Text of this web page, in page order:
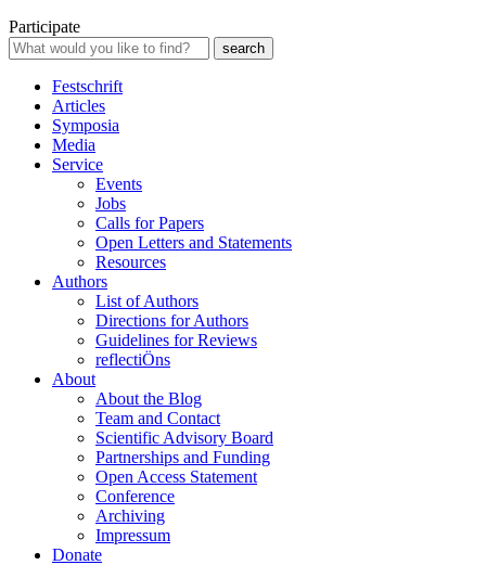
Participate
Festschrift
Articles
Symposia
Media
Service
Events
Jobs
Calls for Papers
Open Letters and Statements
Resources
Authors
List of Authors
Directions for Authors
Guidelines for Reviews
reflectiÖns
About
About the Blog
Team and Contact
Scientific Advisory Board
Partnerships and Funding
Open Access Statement
Conference
Archiving
Impressum
Donate